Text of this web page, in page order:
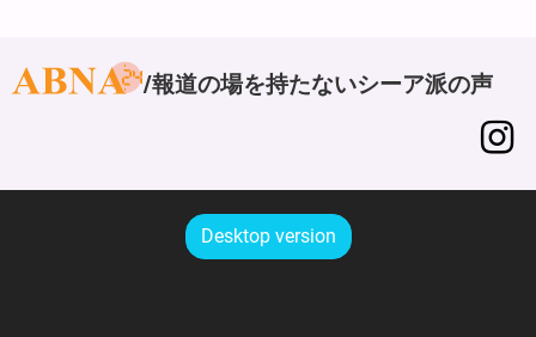
報道の場を持たないシーア派の声
Desktop version